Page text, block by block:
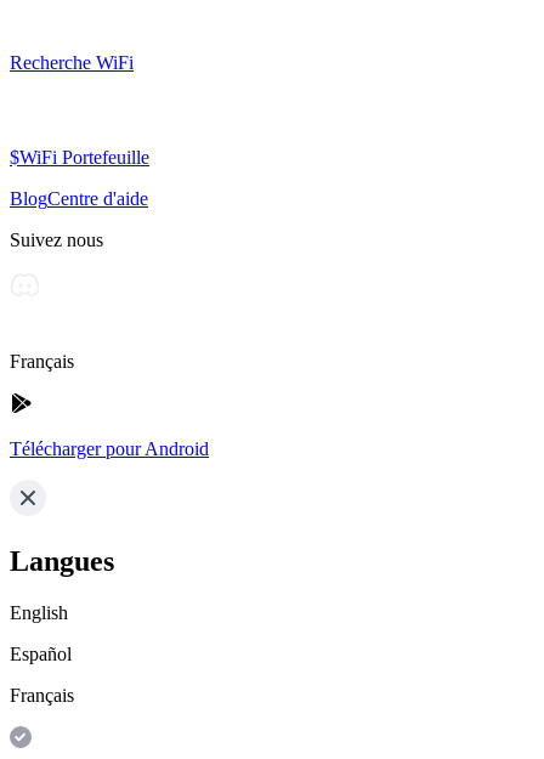
Recherche WiFi
$WiFi Portefeuille
BlogCentre d'aide
Suivez nous
Français
Télécharger pour Android
Langues
English
Español
Français